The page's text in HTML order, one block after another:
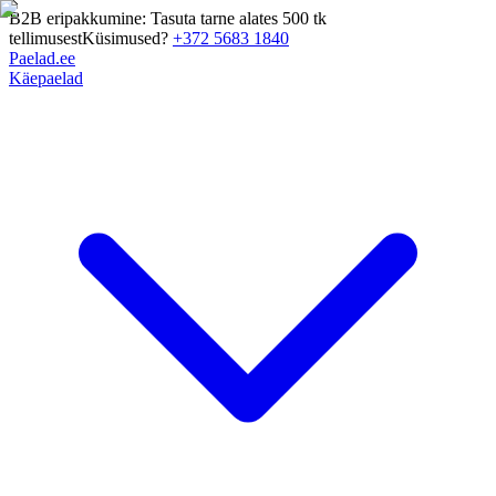
B2B eripakkumine: Tasuta tarne alates 500 tk
tellimusestKüsimused? +372 5683 1840
Paelad.ee
Käepaelad